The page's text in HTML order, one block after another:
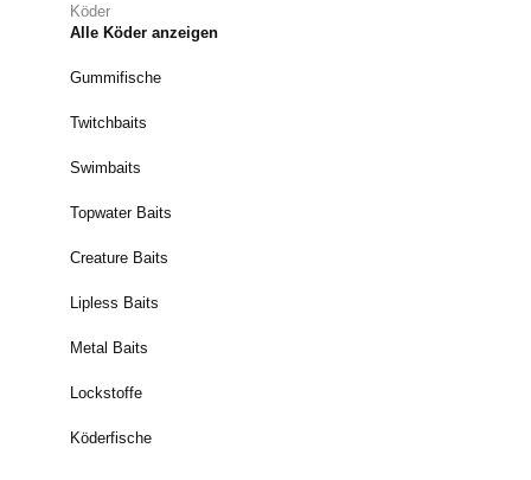
Köder
Alle Köder anzeigen
Gummifische
Twitchbaits
Swimbaits
Topwater Baits
Creature Baits
Lipless Baits
Metal Baits
Lockstoffe
Köderfische